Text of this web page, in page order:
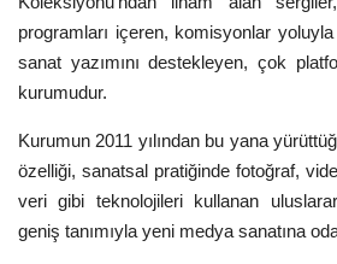
programları içeren, komisyonlar
sanat yazımını destekleyen, çok
kurumudur.
Kurumun 2011 yılından bu yana
özelliği, sanatsal pratiğinde fotoğraf,
veri gibi teknolojileri kullanan
geniş tanımıyla yeni medya sanatına